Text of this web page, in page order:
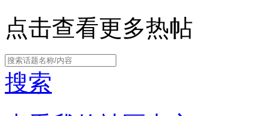
点击查看更多热帖
搜索